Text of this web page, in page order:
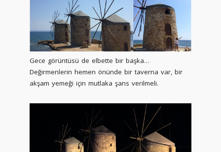
Gece görüntüsü de elbette bir başka…
Değirmenlerin hemen önünde bir taverna var, bir
akşam yemeği için mutlaka şans verilmeli.